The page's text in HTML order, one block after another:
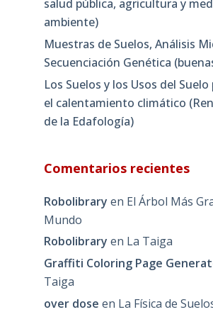
salud pública, agricultura y
ambiente)
Muestras de Suelos, Análisis
Secuenciación Genética
Los Suelos y los Usos del
el calentamiento climático
de la Edafología)
Comentarios recientes
Robolibrary en El Árbol Más
Mundo
Robolibrary en La Taiga
Graffiti Coloring Page
Taiga
over dose en La Física de